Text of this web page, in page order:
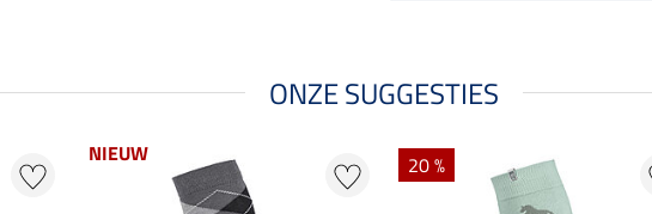
ONZE SUGGESTIES
NIEUW 20 %